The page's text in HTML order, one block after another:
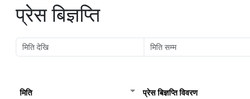
प्रेस बिज्ञप्ति
मिति
प्रेस बिज्ञप्ति विवरण